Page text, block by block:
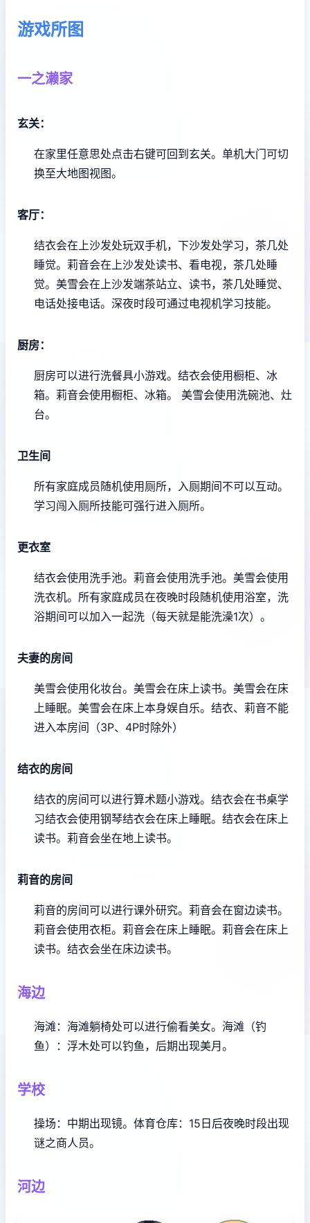
游戏所图
一之濑家
玄关：
在家里任意思处点击右键可回到玄关。 单机大门可切
换至大地图视图。
客厅：
结衣会在上沙发处玩双手机，下沙发处学习，茶几处
睡觉。 莉音会在上沙发处读书、看电视，茶几处睡
觉。 美雪会在上沙发端茶站立、读书，茶几处睡觉、
电话处接电话。 深夜时段可通过电视机学习技能。
厨房：
厨房可以进行洗餐具小游戏。 结衣会使用橱柜、冰
箱。 莉音会使用橱柜、冰箱。
美雪会使用洗碗池、灶
台。
卫生间
所有家庭成员随机使用厕所，入厕期间不可以互动。
学习闯入厕所技能可强行进入厕所。
更衣室
结衣会使用洗手池。 莉音会使用洗手池。 美雪会使用
洗衣机。 所有家庭成员在夜晚时段随机使用浴室，洗
浴期间可以加入一起洗（每天就是能洗澡1次）。
夫妻的房间
美雪会使用化妆台。 美雪会在床上读书。 美雪会在床
上睡眠。 美雪会在床上本身娱自乐。 结衣、莉音不能
进入本房间（3P、4P时除外）
结衣的房间
结衣的房间可以进行算术题小游戏。 结衣会在书桌学
习结衣会使用钢琴结衣会在床上睡眠。 结衣会在床上
读书。 莉音会坐在地上读书。
莉音的房间
莉音的房间可以进行课外研究。 莉音会在窗边读书。
莉音会使用衣柜。 莉音会在床上睡眠。 莉音会在床上
读书。 结衣会坐在床边读书。
海边
海滩：海滩躺椅处可以进行偷看美女。 海滩（钓
鱼）：浮木处可以钓鱼，后期出现美月。
学校
操场：中期出现镜。 体育仓库：15日后夜晚时段出现
谜之商人员。
河边